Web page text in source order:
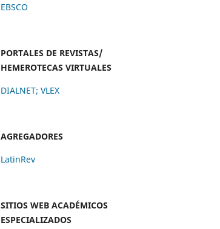
EBSCO
PORTALES DE REVISTAS/
HEMEROTECAS VIRTUALES
DIALNET; VLEX
AGREGADORES
LatinRev
SITIOS WEB ACADÉMICOS
ESPECIALIZADOS